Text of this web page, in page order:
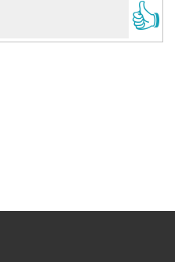
👍